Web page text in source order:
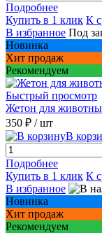
Подробнее
Купить в 1 клик К
В избранное Под
Новинка
Хит продаж
Рекомендуем
Быстрый просмотр
Жетон для
350 ₽ / шт
В
Подробнее
Купить в 1 клик К
В избранное
Новинка
Хит продаж
Рекомендуем